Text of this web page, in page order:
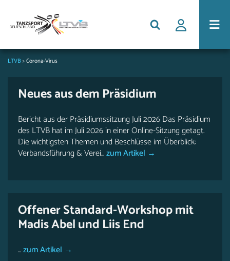
LTVB>Corona-Virus
Neues aus dem Präsidium
Bericht aus der Präsidiumssitzung Juli 2026 Das Präsidium
des LTVB hat im Juli 2026 in einer Online-Sitzung getagt.
Die wichtigsten Themen und Beschlüsse im Überblick:
Verbandsführung & Verei...zum Artikel →
Offener Standard-Workshop mit
Madis Abel und Liis End
...zum Artikel →